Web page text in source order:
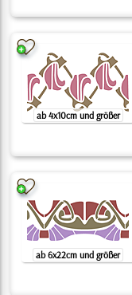
ab 4x10cm und größer
ab 6x22cm und größer